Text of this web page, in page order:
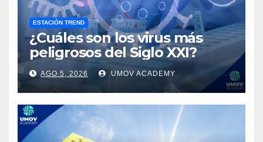
ESTACIÓN TREND
¿Cuáles son los virus más
peligrosos del Siglo XXI?
AGO 5, 2026 UMOV ACADEMY